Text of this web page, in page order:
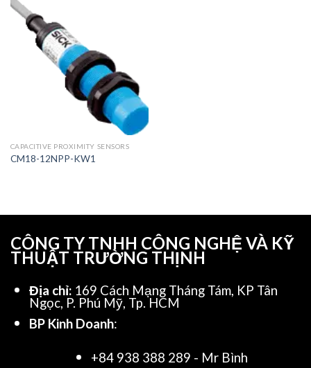
CAPACITIVE PROXIMITY SENSORS
CM18-12NPP-KW1
CÔNG TY TNHH CÔNG NGHỆ VÀ KỸ
THUẬT TRƯỜNG THỊNH
Địa chỉ: 169 Cách Mạng Tháng Tám, KP Tân
Ngọc, P. Phú Mỹ, Tp. HCM
BP Kinh Doanh:
+84 938 388 289 - Mr Bình